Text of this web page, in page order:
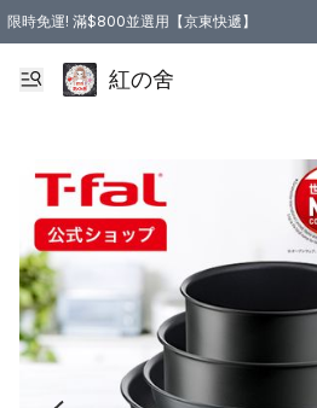
限時免運! 滿$800並選用【京東快遞】
紅の舍